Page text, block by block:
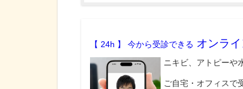
【 24h 】 今から受診できる オンラ
ニキビ、アトピーや
ご自宅・オフィスで